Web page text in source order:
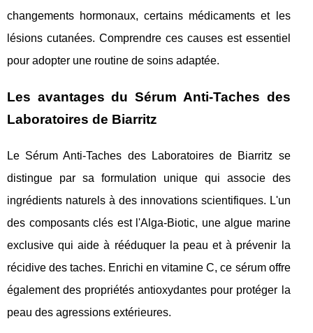
changements hormonaux, certains médicaments et les
lésions cutanées. Comprendre ces causes est essentiel
pour adopter une routine de soins adaptée.
Les avantages du Sérum Anti-Taches des
Laboratoires de Biarritz
Le Sérum Anti-Taches des Laboratoires de Biarritz se
distingue par sa formulation unique qui associe des
ingrédients naturels à des innovations scientifiques. L'un
des composants clés est l'Alga-Biotic, une algue marine
exclusive qui aide à rééduquer la peau et à prévenir la
récidive des taches. Enrichi en vitamine C, ce sérum offre
également des propriétés antioxydantes pour protéger la
peau des agressions extérieures.